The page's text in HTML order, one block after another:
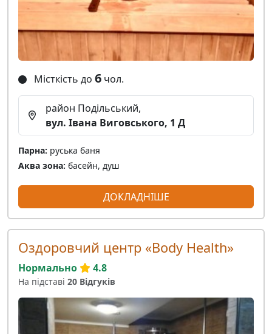
Місткість до 6 чол.
район Подільський,
вул. Івана Виговського, 1 Д
Парна: руська баня
Аква зона: басейн, душ
ДОКЛАДНІШЕ
Оздоровчий центр «Body Health»
Нормально 4.8
На підставі 20 Відгуків